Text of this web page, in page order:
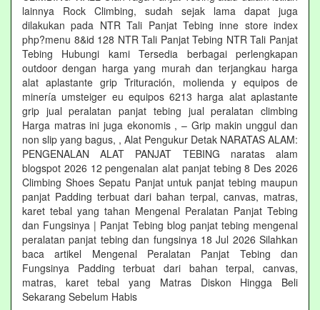
lainnya Rock Climbing, sudah sejak lama dapat juga
dilakukan pada NTR Tali Panjat Tebing inne store index
php?menu 8&id 128 NTR Tali Panjat Tebing NTR Tali Panjat
Tebing Hubungi kami Tersedia berbagai perlengkapan
outdoor dengan harga yang murah dan terjangkau harga
alat aplastante grip Trituración, molienda y equipos de
minería umsteiger eu equipos 6213 harga alat aplastante
grip jual peralatan panjat tebing jual peralatan climbing
Harga matras ini juga ekonomis , – Grip makin unggul dan
non slip yang bagus, , Alat Pengukur Detak NARATAS ALAM:
PENGENALAN ALAT PANJAT TEBING naratas alam
blogspot 2026 12 pengenalan alat panjat tebing 8 Des 2026
Climbing Shoes Sepatu Panjat untuk panjat tebing maupun
panjat Padding terbuat dari bahan terpal, canvas, matras,
karet tebal yang tahan Mengenal Peralatan Panjat Tebing
dan Fungsinya | Panjat Tebing blog panjat tebing mengenal
peralatan panjat tebing dan fungsinya 18 Jul 2026 Silahkan
baca artikel Mengenal Peralatan Panjat Tebing dan
Fungsinya Padding terbuat dari bahan terpal, canvas,
matras, karet tebal yang Matras Diskon Hingga Beli
Sekarang Sebelum Habis‎